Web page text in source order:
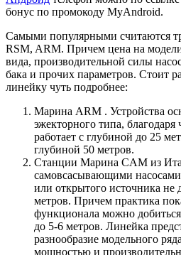
бонус по промокоду MyAndroid.
Самыми популярными считаются
RSM, ARM. Причем цена на
вида, производительной силы
бака и прочих параметров. Стоит
линейку чуть подробнее:
Марина ARM . Устройства
эжекторного типа,
работает с глубиной до 25
глубиной 50 метров.
Станции Марина CAM из
самовсасывающими
или открытого источника не
метров. Причем практика
функционала можно
до 5-6 метров. Линейка
разнообразие модельного
мощностью и